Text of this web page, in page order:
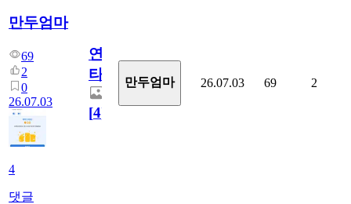
만두엄마
69
2
0
26.07.03
4
댓글
연
타
[4]
만두엄마 26.07.03 69 2